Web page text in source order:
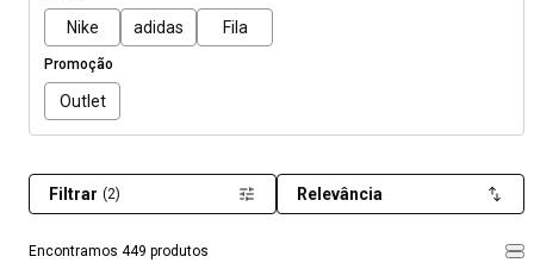
Nike adidas Fila
Promoção
Outlet
Encontramos 449 produtos
Filtrar (2) Relevância